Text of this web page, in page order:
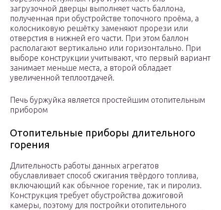
загрузочной дверцы выполняет часть баллона,
полученная при обустройстве топочного проёма, а
колосниковую решётку заменяют прорези или
отверстия в нижней его части. При этом баллон
располагают вертикально или горизонтально. При
выборе конструкции учитывают, что первый вариант
занимает меньше места, а второй обладает
увеличенной теплоотдачей.
Печь буржуйка является простейшим отопительным
прибором
Отопительные приборы длительного
горения
Длительность работы данных агрегатов
обуславливает способ сжигания твёрдого топлива,
включающий как обычное горение, так и пиролиз.
Конструкция требует обустройства дожиговой
камеры, поэтому для постройки отопительного